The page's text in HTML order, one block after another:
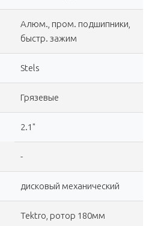
Алюм., пром. подшипники,
быстр. зажим
Stels
Грязевые
2.1"
-
дисковый механический
Tektro, ротор 180мм